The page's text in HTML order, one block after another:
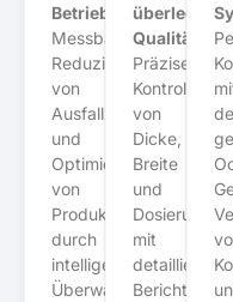
Betriebseffizienz:
Messbare
Reduzierung
von
Ausfallzeiten
und
Optimierung
von
Produktionszyklen
durch
intelligente
Überwachung
überlegene
Qualität:
Präzise
Kontrolle
von
Dicke,
Breite
und
Dosierung
mit
detaillierten
Berichten,